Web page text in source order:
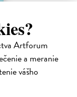
Artforum
a meranie
vášho